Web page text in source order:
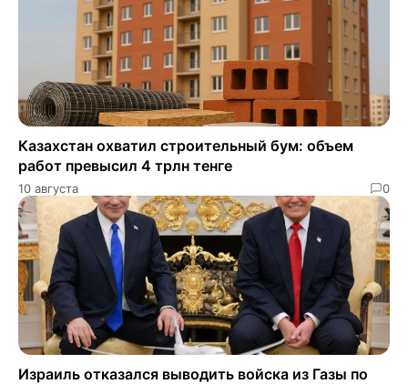
Казахстан охватил строительный бум: объем
работ превысил 4 трлн тенге
10 августа 0
Израиль отказался выводить войска из Газы по